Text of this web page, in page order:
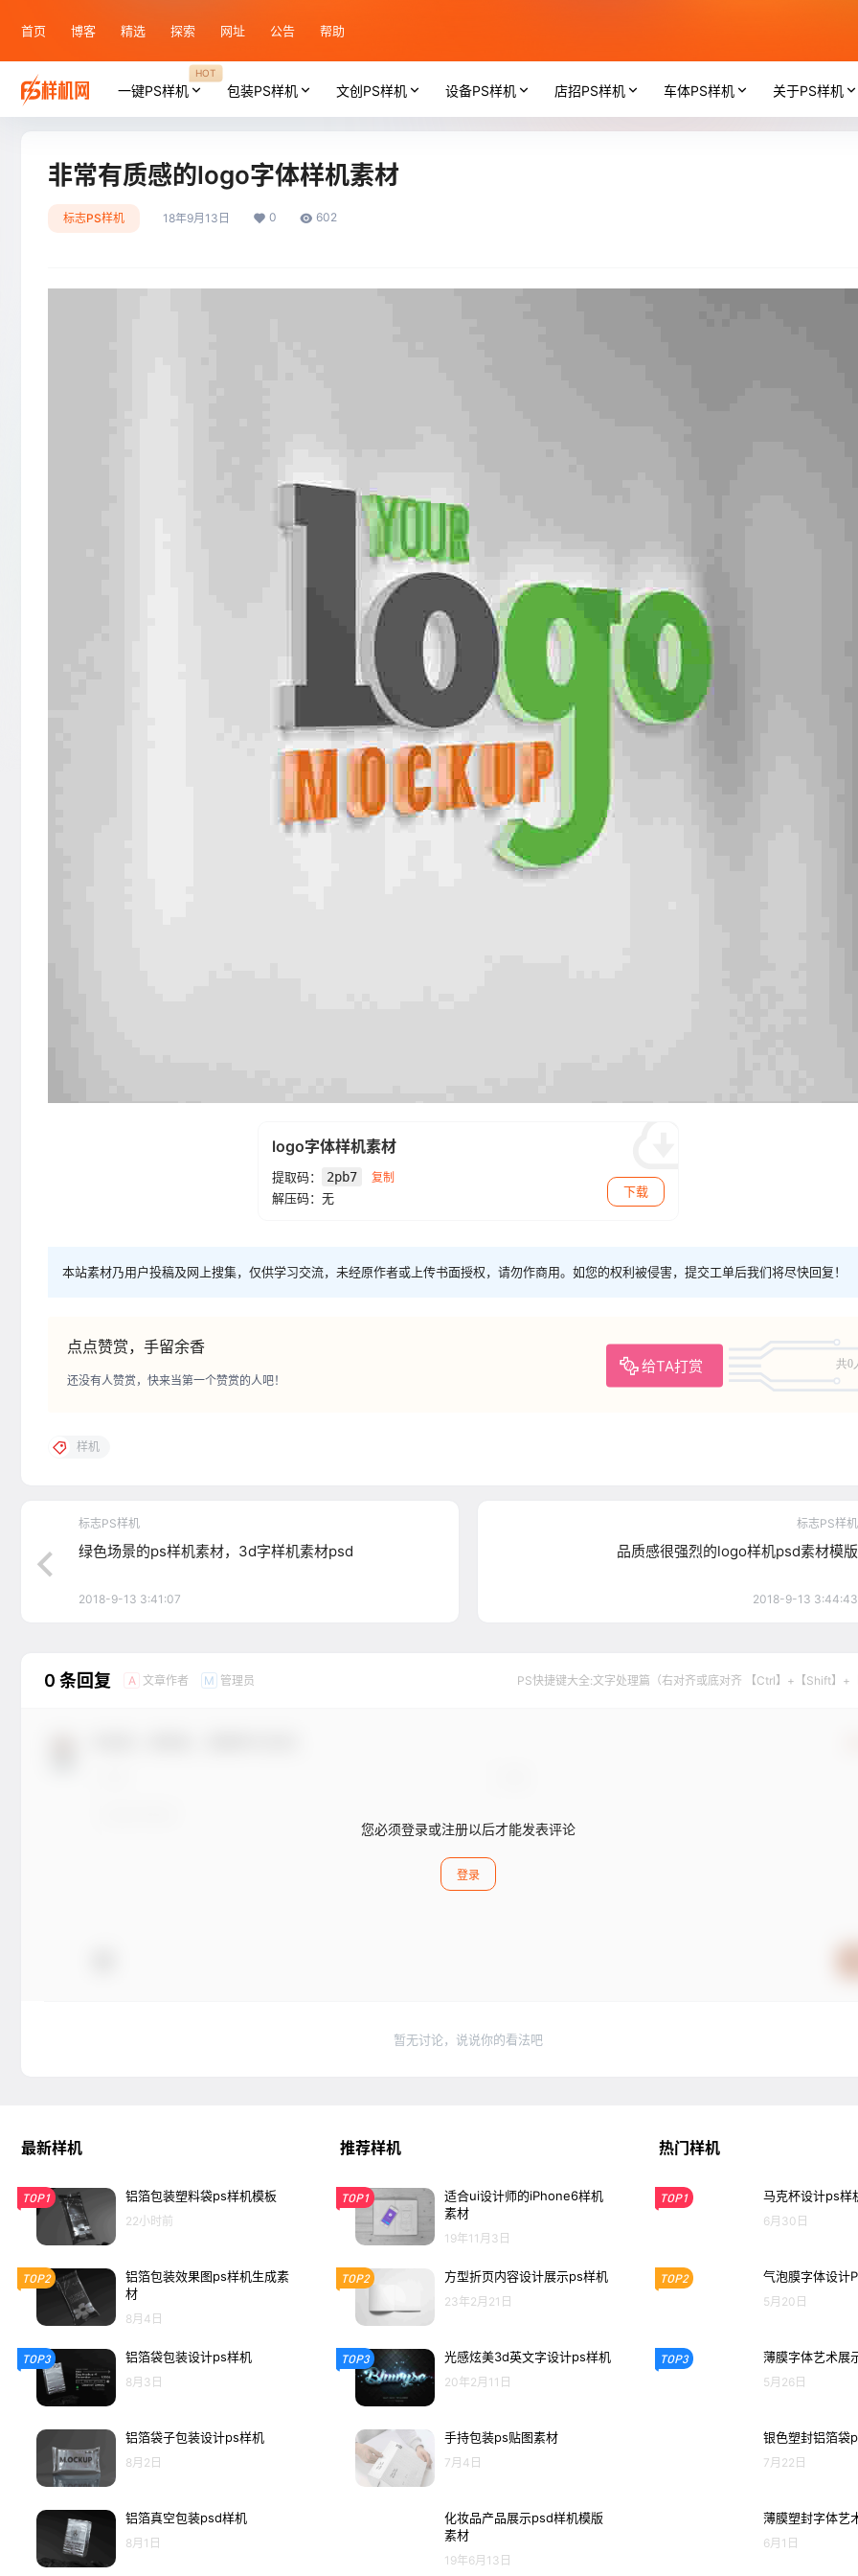
首页 博客 精选 探索 网址 公告 帮助
一键PS样机
HOT
包装PS样机 文创PS样机 设备PS样机 店招PS样机 车体PS样机 关于PS样机
非常有质感的logo字体样机素材
标志PS样机 18年9月13日 0 602
logo字体样机素材
提取码： 2pb7 复制
解压码：无 下载
本站素材乃用户投稿及网上搜集，仅供学习交流，未经原作者或上传书面授权，请勿作商用。如您的权利被侵害，提交工单后我们将尽快回复！
点点赞赏，手留余香
给TA打赏 共0
还没有人赞赏，快来当第一个赞赏的人吧！
样机
标志PS样机
绿色场景的ps样机素材，3d字样机素材psd
2018-9-13 3:41:07
标志PS样机
品质感很强烈的logo样机psd素材模版
2018-9-13 3:44:43
0 条回复 A 文章作者 M 管理员 PS快捷键大全:文字处理篇（右对齐或底对齐 【Ctrl】+【Shift】+【
您必须登录或注册以后才能发表评论
登录
暂无讨论，说说你的看法吧
最新样机
TOP1 铝箔包装塑料袋ps样机模板
22小时前
TOP2
铝箔包装效果图ps样机生成素
材
8月4日
TOP3 铝箔袋包装设计ps样机
8月3日
铝箔袋子包装设计ps样机
8月2日
铝箔真空包装psd样机
8月1日
推荐样机
TOP1
适合ui设计师的iPhone6样机
素材
19年11月3日
TOP2 方型折页内容设计展示ps样机
23年2月21日
TOP3 光感炫美3d英文字设计ps样机
20年2月11日
手持包装ps贴图素材
7月4日
化妆品产品展示psd样机模版
素材
19年6月13日
热门样机
TOP1 马克杯设计ps样
6月30日
TOP2 气泡膜字体设计
5月20日
TOP3 薄膜字体艺术展
5月26日
银色塑封铝箔袋
7月22日
薄膜塑封字体艺
6月1日